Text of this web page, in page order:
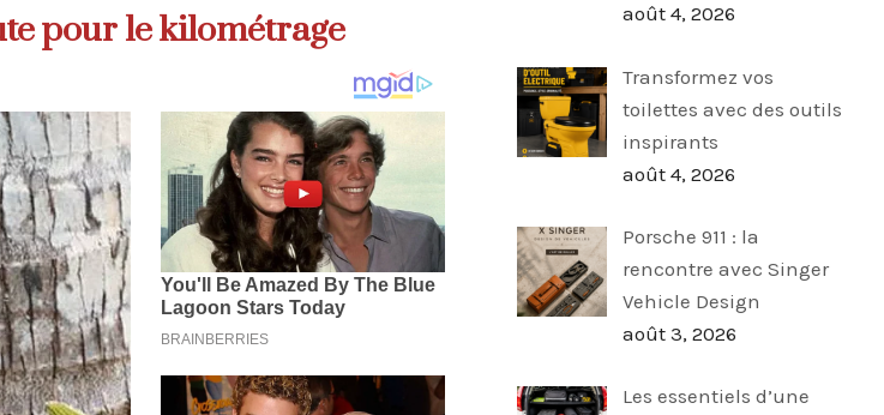
pour le kilométrage
août 4, 2026
Transformez vos
toilettes avec des outils
inspirants
août 4, 2026
Porsche 911 : la
rencontre avec Singer
Vehicle Design
août 3, 2026
Les essentiels d’une